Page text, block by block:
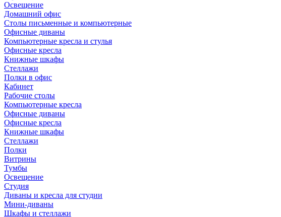
Освещение
Домашний офис
Столы письменные и компьютерные
Офисные диваны
Компьютерные кресла и стулья
Офисные кресла
Книжные шкафы
Стеллажи
Полки в офис
Кабинет
Рабочие столы
Компьютерные кресла
Офисные диваны
Офисные кресла
Книжные шкафы
Стеллажи
Полки
Витрины
Тумбы
Освещение
Студия
Диваны и кресла для студии
Мини-диваны
Шкафы и стеллажи